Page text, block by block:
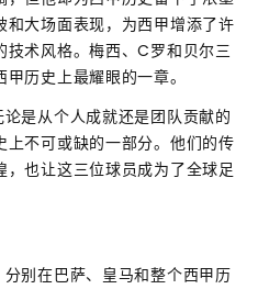
大场面表现，为西甲增添了许
技术风格。梅西、C罗和贝尔三
历史上最耀眼的一章。
是从个人成就还是团队贡献的
不可或缺的一部分。他们的传
也让这三位球员成为了全球足
别在巴萨、皇马和整个西甲历